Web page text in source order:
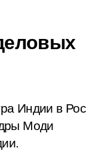
Индии в
Моди